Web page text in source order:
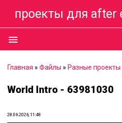
проекты для after
menu
Главная » Файлы » Разные
World Intro - 63981030
28.06.2026, 11:48